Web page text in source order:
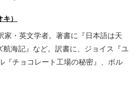
）
家・英文学者。著書に『日本語は天
航海記』など。訳書に、ジョイス『ユ
『チョコレート工場の秘密』、ボル